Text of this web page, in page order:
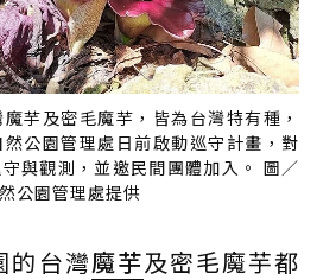
芋及密毛魔芋，皆為台灣特有種，
公園管理處日前啟動巡守計畫，對
與觀測，並邀民間團體加入。 圖／
公園管理處提供
的台灣魔芋及密毛魔芋都